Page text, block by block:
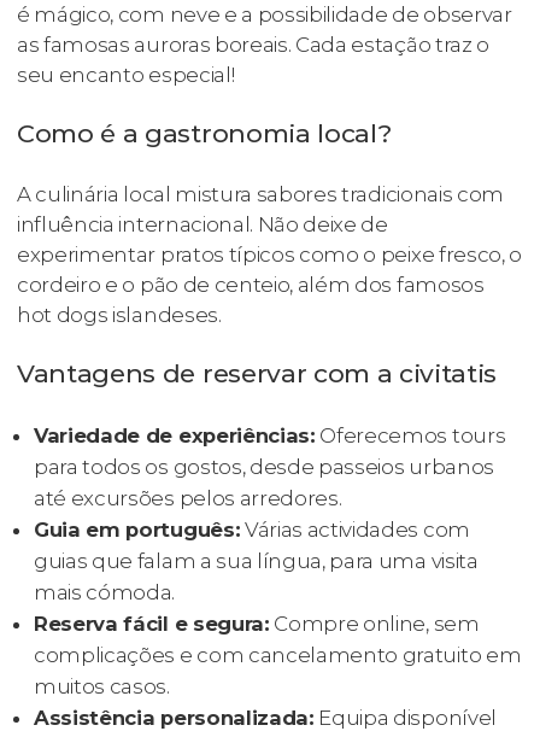
é mágico, com neve e a possibilidade de observar
as famosas auroras boreais. Cada estação traz o
seu encanto especial!
Como é a gastronomia local?
A culinária local mistura sabores tradicionais com
influência internacional. Não deixe de
experimentar pratos típicos como o peixe fresco, o
cordeiro e o pão de centeio, além dos famosos
hot dogs islandeses.
Vantagens de reservar com a civitatis
Variedade de experiências: Oferecemos tours
para todos os gostos, desde passeios urbanos
até excursões pelos arredores.
Guia em português: Várias actividades com
guias que falam a sua língua, para uma visita
mais cómoda.
Reserva fácil e segura: Compre online, sem
complicações e com cancelamento gratuito em
muitos casos.
Assistência personalizada: Equipa disponível